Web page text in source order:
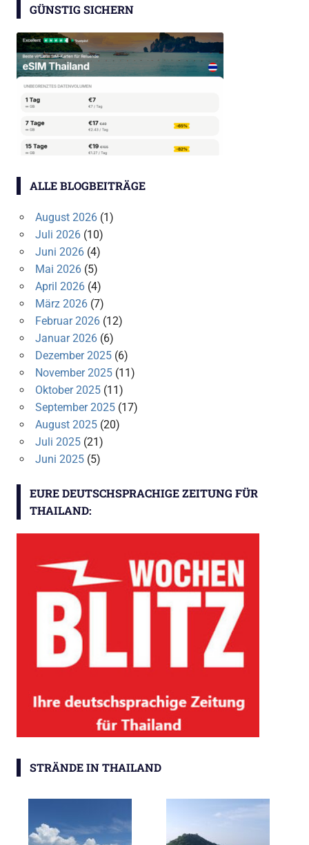
GÜNSTIG SICHERN
ALLE BLOGBEITRÄGE
August 2026(1)
Juli 2026(10)
Juni 2026(4)
Mai 2026(5)
April 2026(4)
März 2026(7)
Februar 2026(12)
Januar 2026(6)
Dezember 2025(6)
November 2025(11)
Oktober 2025(11)
September 2025(17)
August 2025(20)
Juli 2025(21)
Juni 2025(5)
EURE DEUTSCHSPRACHIGE ZEITUNG FÜR
THAILAND:
STRÄNDE IN THAILAND